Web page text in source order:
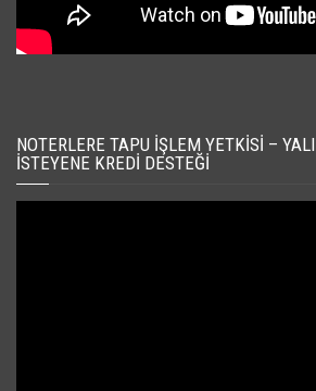
NOTERLERE TAPU İŞLEM YETKISI –
İSTEYENE KREDI DESTEĞI